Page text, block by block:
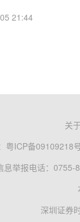
21:44
关
粤ICP备09109218
息举报电话：0755-
深圳证券